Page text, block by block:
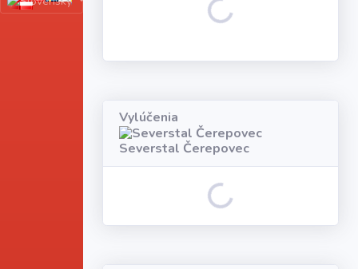
Loading...
Vylúčenia
Severstal Čerepovec
Loading...